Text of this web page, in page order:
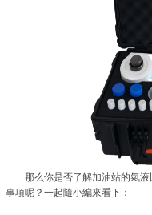
那么你是否了解加油站的氣
事項呢？一起隨小編來看下：